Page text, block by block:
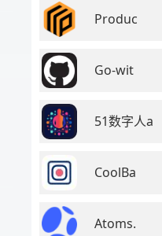
Produc
Go-wit
51数字人a
CoolBa
Atoms.